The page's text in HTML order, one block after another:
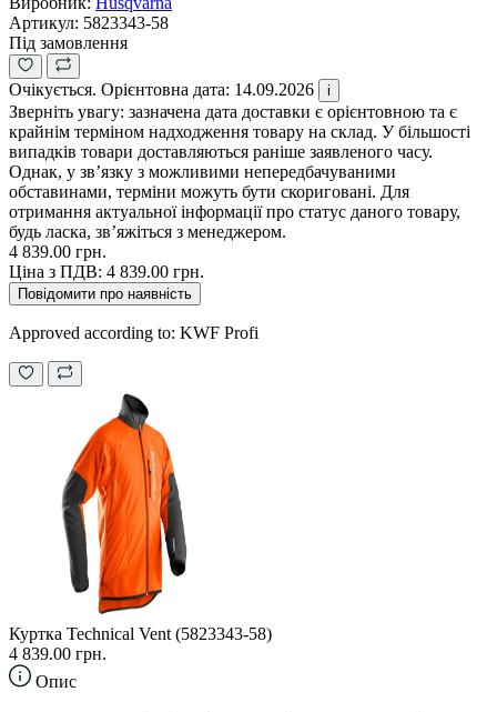
Артикул: 5823343-58
Під замовлення
Очікується. Орієнтовна дата: 14.09.2026 i
Зверніть увагу: зазначена дата доставки є орієнтовною та є
крайнім терміном надходження товару на склад. У більшості
випадків товари доставляються раніше заявленого часу.
Однак, у зв’язку з можливими непередбачуваними
обставинами, терміни можуть бути скориговані. Для
отримання актуальної інформації про статус даного товару,
будь ласка, зв’яжіться з менеджером.
4 839.00 грн.
Ціна з ПДВ: 4 839.00 грн.
Повідомити про наявність
Approved according to: KWF Profi
Куртка Technical Vent (5823343-58)
4 839.00 грн.
Опис